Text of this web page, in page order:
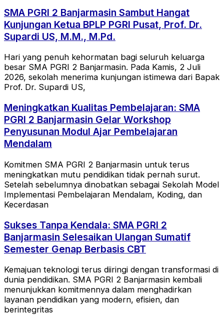
SMA PGRI 2 Banjarmasin Sambut Hangat
Kunjungan Ketua BPLP PGRI Pusat, Prof. Dr.
Supardi US, M.M., M.Pd.
Hari yang penuh kehormatan bagi seluruh keluarga
besar SMA PGRI 2 Banjarmasin. Pada Kamis, 2 Juli
2026, sekolah menerima kunjungan istimewa dari Bapak
Prof. Dr. Supardi US,
Meningkatkan Kualitas Pembelajaran: SMA
PGRI 2 Banjarmasin Gelar Workshop
Penyusunan Modul Ajar Pembelajaran
Mendalam
Komitmen SMA PGRI 2 Banjarmasin untuk terus
meningkatkan mutu pendidikan tidak pernah surut.
Setelah sebelumnya dinobatkan sebagai Sekolah Model
Implementasi Pembelajaran Mendalam, Koding, dan
Kecerdasan
Sukses Tanpa Kendala: SMA PGRI 2
Banjarmasin Selesaikan Ulangan Sumatif
Semester Genap Berbasis CBT
Kemajuan teknologi terus diiringi dengan transformasi di
dunia pendidikan. SMA PGRI 2 Banjarmasin kembali
menunjukkan komitmennya dalam menghadirkan
layanan pendidikan yang modern, efisien, dan
berintegritas